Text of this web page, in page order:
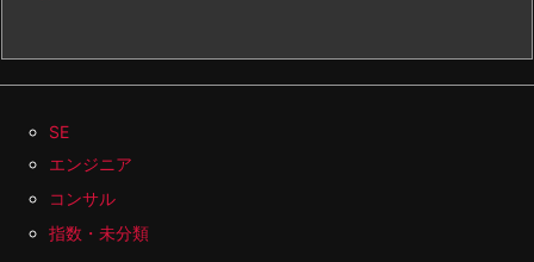
SE
エンジニア
コンサル
指数・未分類